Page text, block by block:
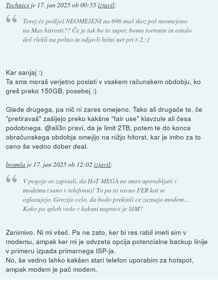
Technics je 17. jan 2025 ob 00:55izjavil:
Torej če pošlješ NEOMEJENI na 696 maš skoz pol neomejeno
na Max hitrosti?? Če je tak bo to super, bomo torrente in ostalo
dol vlekli na polno in odjavli hišni net pri t-2.:}
Kar sanjaj :)
Ta sms moraš verjetno poslati v vsakem računskem obdobju, ko
greš preko 150GB, posebej :)
Glede drugega, pa nič ni zares omejeno. Tako ali drugače te, če
"pretiravaš" zašijejo preko kakšne "fair use" klavzule ali česa
podobnega. @ali3n pravi, da je limit 2TB, potem te do konca
obračunskega obdobja omejijo na nižjo hitorst, kar je imho za to
ceno še vedno dober deal.
bosmla je 17. jan 2025 ob 12:02 izjavil:
V pogoje so zapisali, da HoT MEGA ne smes uporabljati v
modemu (sano v telefonu)! To pa ni ravno FER kot se
oglasujejo. Grozijo celo, da bodo prekinli ce zaznajo modem...
Kako pa sploh vedo v kaksni napravi je SIM?
Zanimivo. Ni mi všeč. Pa ne zato, ker bi res rabil imeti sim v
modemu, ampak ker mi je odvzeta opcija potencialne backup linije
v primeru izpada primarnega ISP-ja.
No, še vedno lahko kakšen stari telefon uporabim za hotspot,
ampak modem je pač modem.